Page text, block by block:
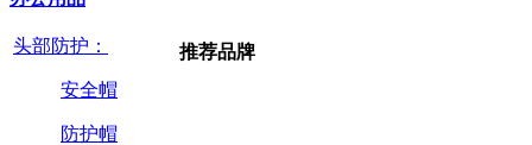
头部防护：
安全帽
防护帽
推荐品牌